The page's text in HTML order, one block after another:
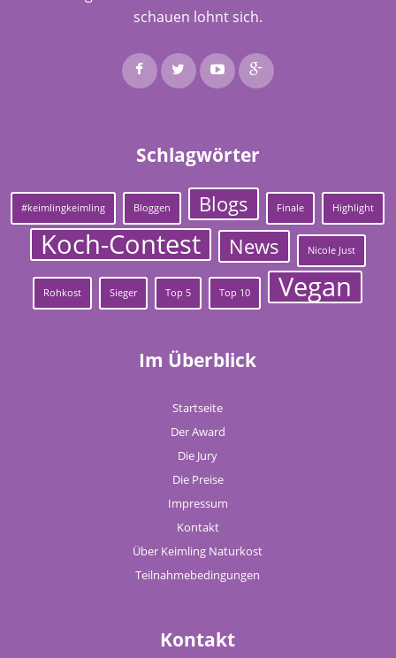
schauen lohnt sich.
Schlagwörter
#keimlingkeimling Bloggen Blogs Finale Highlight
Koch-Contest News Nicole Just
Rohkost Sieger Top 5 Top 10 Vegan
Im Überblick
Startseite
Der Award
Die Jury
Die Preise
Impressum
Kontakt
Über Keimling Naturkost
Teilnahmebedingungen
Kontakt